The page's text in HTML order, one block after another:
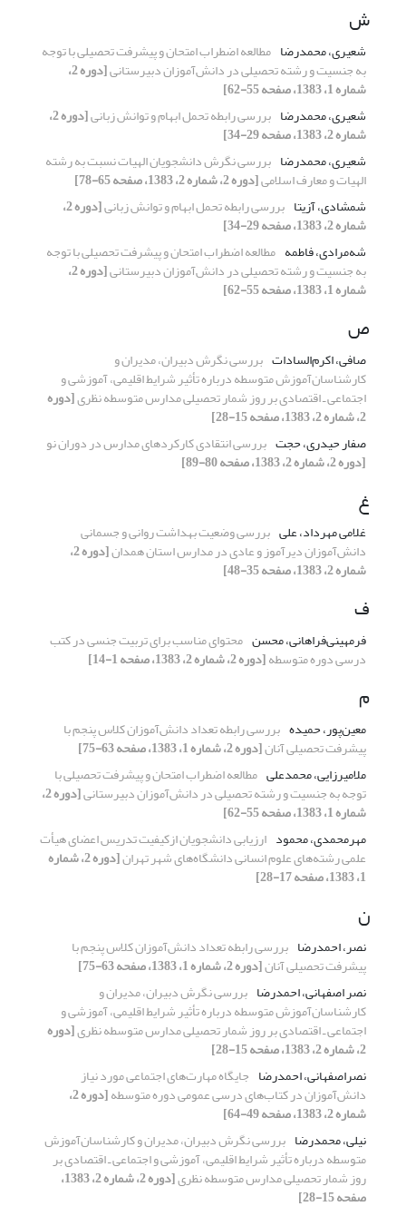
ش
شعیری، محمدرضا مطالعه اضطراب امتحان و پیشرفت تحصیلی با توجه
به جنسیت و رشته تحصیلی در دانش‌آموزان دبیرستانی [دوره 2،
شماره 1، 1383، صفحه 55-62]
شعیری، محمدرضا بررسی رابطه تحمل ابهام و توانش زبانی [دوره 2،
شماره 2، 1383، صفحه 29-34]
شعیری، محمدرضا بررسی نگرش دانشجویان الهیات نسبت به رشته
الهیات و معارف اسلامی[دوره 2، شماره 2، 1383، صفحه 65-78]
شمشادی، آزیتا بررسی رابطه تحمل ابهام و توانش زبانی [دوره 2،
شماره 2، 1383، صفحه 29-34]
شه‌مرادی، فاطمه مطالعه اضطراب امتحان و پیشرفت تحصیلی با توجه
به جنسیت و رشته تحصیلی در دانش‌آموزان دبیرستانی [دوره 2،
شماره 1، 1383، صفحه 55-62]
ص
صافی، اکرم‌السادات بررسی نگرش دبیران، مدیران و
کارشناسان‌آموز‌ش متوسطه درباره‌ تأثیر شرایط اقلیمی،‌ آموز‌شی و
اجتماعی ـ اقتصادی بر روز شمار تحصیلی مدارس متوسطه نظری[دوره
2، شماره 2، 1383، صفحه 15-28]
صفار حیدری، حجت بررسی انتقادی کارکردهای مدارس در دوران نو
[دوره 2، شماره 2، 1383، صفحه 80-89]
غ
غلامی مهرداد، علی بررسی وضعیت بهداشت روانی و جسمانی
دانش‌آموزان دیرآموز و عادی در مدارس استان همدان [دوره 2،
شماره 2، 1383، صفحه 35-48]
ف
فرمهینی‌فراهانی، محسن محتوای مناسب برای تربیت جنسی در کتب
درسی دوره متوسطه[دوره 2، شماره 2، 1383، صفحه 1-14]
م
معین‌پور، حمیده‌ بررسی‌ رابطه‌ تعداد دانش‌آموزان‌ کلاس‌ پنجم‌ با
پیشرفت‌ تحصیلی ‌آنان‌[دوره 2، شماره 1، 1383، صفحه 63-75]
ملامیرزایی، محمدعلی مطالعه اضطراب امتحان و پیشرفت تحصیلی با
توجه به جنسیت و رشته تحصیلی در دانش‌آموزان دبیرستانی [دوره 2،
شماره 1، 1383، صفحه 55-62]
مهرمحمدی، محمود ارزیابی دانشجویان ازکیفیت تدریس اعضای هیأت‌
علمی رشته‌های علوم انسانی دانشگاه‌های شهر تهران [دوره 2، شماره
1، 1383، صفحه 17-28]
ن
نصر، احمدرضا بررسی‌ رابطه‌ تعداد دانش‌آموزان‌ کلاس‌ پنجم‌ با
پیشرفت‌ تحصیلی ‌آنان‌[دوره 2، شماره 1، 1383، صفحه 63-75]
نصر اصفهانی، احمدرضا بررسی نگرش دبیران، مدیران و
کارشناسان‌آموز‌ش متوسطه درباره‌ تأثیر شرایط اقلیمی،‌ آموز‌شی و
اجتماعی ـ اقتصادی بر روز شمار تحصیلی مدارس متوسطه نظری[دوره
2، شماره 2، 1383، صفحه 15-28]
نصراصفهانی، احمدرضا جایگاه مهارت‌های اجتماعی مورد نیاز
دانش‌آموزان در کتاب‌های درسی عمومی دوره متوسطه [دوره 2،
شماره 2، 1383، صفحه 49-64]
نیلی، محمدرضا بررسی نگرش دبیران، مدیران و کارشناسان‌آموز‌ش
متوسطه درباره‌ تأثیر شرایط اقلیمی،‌ آموز‌شی و اجتماعی ـ اقتصادی بر
روز شمار تحصیلی مدارس متوسطه نظری [دوره 2، شماره 2، 1383،
صفحه 15-28]